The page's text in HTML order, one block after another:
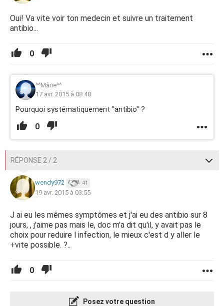
Oui! Va vite voir ton medecin et suivre un traitement
antibio...
0
^^Mârïe^^
17 avr. 2015 à 08:48
Pourquoi systématiquement "antibio" ?
0
RÉPONSE 2 / 2
wendy972 41
19 avr. 2015 à 03:55
J ai eu les mêmes symptômes et j'ai eu des antibio sur 8
jours, , j'aime pas mais le, doc m'a dit qu'il, y avait pas le
choix pour reduire l infection, le mieux c'est d y aller le
+vite possible. ?..
0
Posez votre question